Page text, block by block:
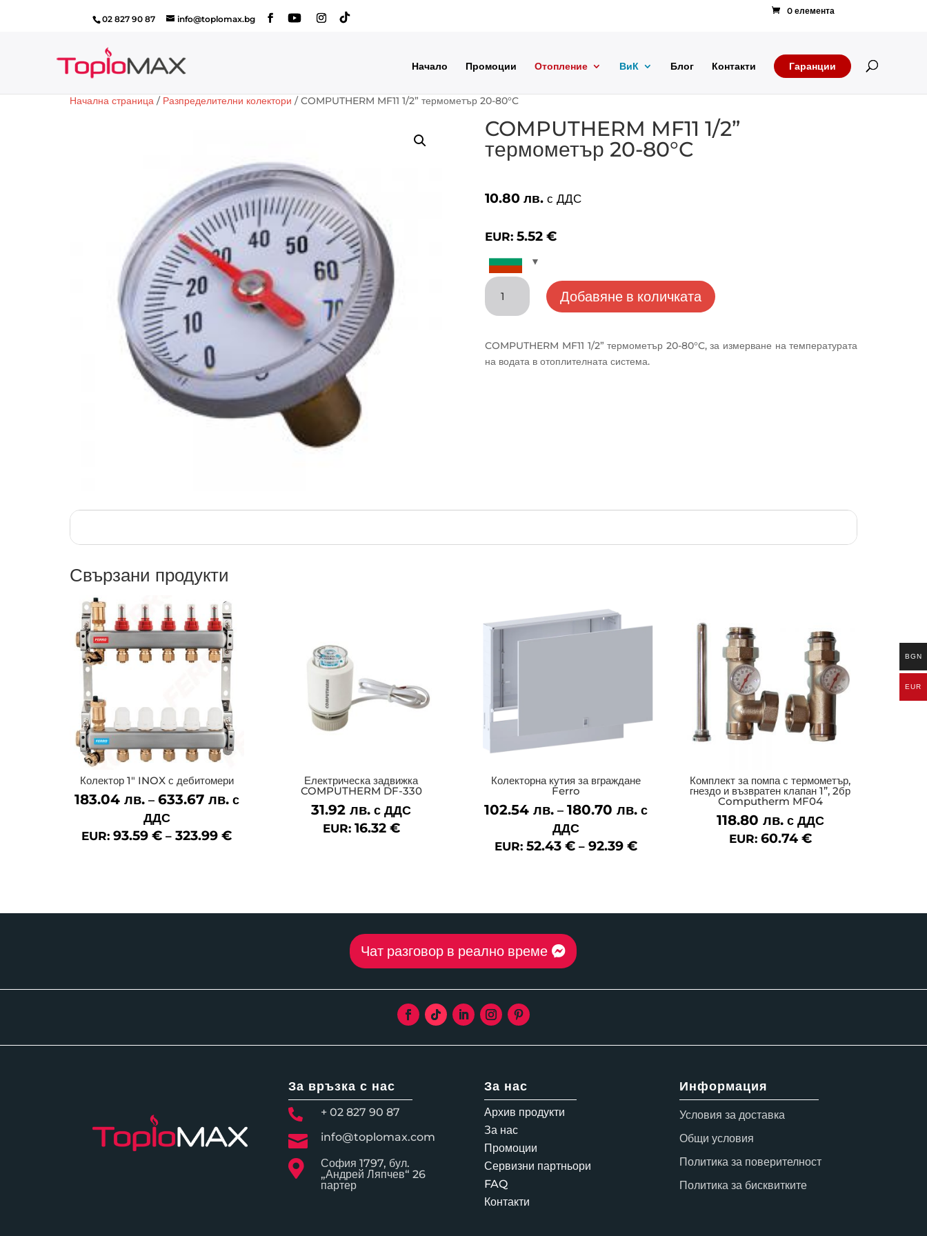
02 827 90 87 info@toplomax.bg
0 елемента
Начало Промоции Отопление ВиК Блог Контакти Гаранции
Начална страница/ Разпределителни колектори / COMPUTHERM MF11 1/2” термометър 20-80°C
COMPUTHERM MF11 1/2”
термометър 20-80°C
10.80лв. с ДДС
EUR:5.52€
количество
COMPUTHERM
1/2”
термометър
Добавяне в количката
COMPUTHERM MF11 1/2” термометър 20-80°C, за измерване на температурата
на водата в отоплителната система.
Свързани продукти
Колектор 1″ INOX с дебитомери
183.04 лв. – 633.67 лв.Price
183.04 лв.
с
ДДС
EUR:93.59€ –323.99€
Електрическа задвижка
COMPUTHERM DF-330
31.92лв. с ДДС
EUR: 16.32 €
Колекторна кутия за вграждане
Ferro
102.54 лв. – 180.70 лв.Price
102.54 лв.
с
ДДС
EUR: 52.43 €– 92.39 €
Комплект за помпа с термометър,
гнездо и възвратен клапан 1”, 2бр
Computherm MF04
118.80 лв. с ДДС
EUR: 60.74 €
Чат разговор в реално време
За връзка с нас
 + 02 827 90 87
 info@toplomax.com

София 1797, бул.
„Андрей Ляпчев“ 26
партер
За нас
Архив продукти
За нас
Промоции
Сервизни партньори
FAQ
Контакти
Информация
Условия за доставка
Общи условия
Политика за поверителност
Политика за бисквитките
BGN
EUR